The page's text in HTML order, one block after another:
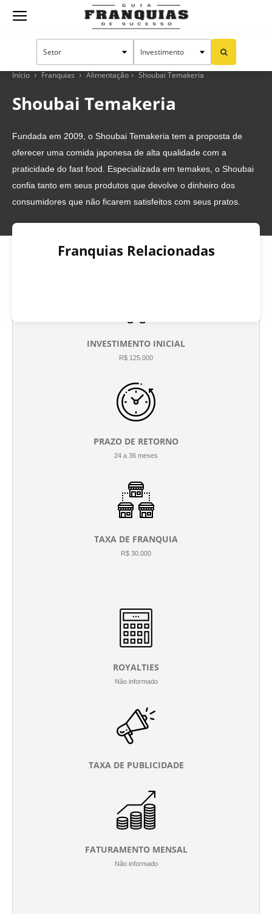
Guia
Franquias
Sucesso
Início Franquias Alimentação Shoubai Temakeria
Shoubai Temakeria
Fundada em 2009, o Shoubai Temakeria tem a proposta de
oferecer uma comida japonesa de alta qualidade com a
praticidade do fast food. Especializada em temakes, o Shoubai
confia tanto em seus produtos que devolve o dinheiro dos
consumidores que não ficarem satisfeitos com seus pratos.
Franquias Relacionadas
INVESTIMENTO INICIAL
R$ 125.000
PRAZO DE RETORNO
24 a 36 meses
TAXA DE FRANQUIA
R$ 30.000
ROYALTIES
Não informado
TAXA DE PUBLICIDADE
FATURAMENTO MENSAL
Não informado